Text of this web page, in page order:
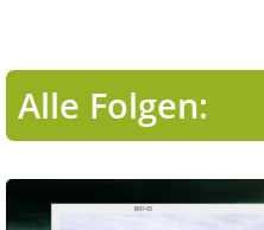
Alle Folgen: